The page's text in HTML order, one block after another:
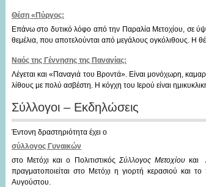
Θέση «Πύργος:
Επάνω στο δυτικό λόφο από την Παραλία Μετοχίου, σε
θεμέλια, που αποτελούνται από μεγάλους ογκόλιθους. Η
Ναός της Γέννησης της Παναγίας:
Λέγεται και «Παναγιά του Βροντά». Είναι μονόχωρη,
λίθους με πολύ ασβέστη. Η κόγχη του Ιερού είναι
Σύλλογοι – Εκδηλώσεις
Έντονη δραστηριότητα έχει ο
σύλλογος Γυναικών
στο Μετόχι και ο Πολιτιστικός Σύλλογος Μετοχίου και
πραγματοποιείται στο Μετόχι η γιορτή κερασιού
Αυγούστου.